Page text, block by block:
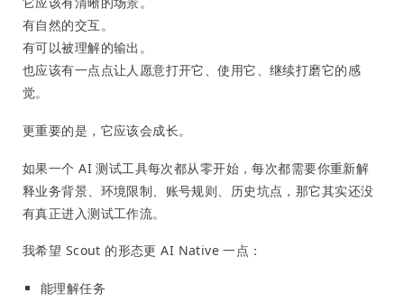
有自然的交互。
有可以被理解的输出。
也应该有一点点让人愿意打开它、使用它、继续打磨它的感
觉。
更重要的是，它应该会成长。
如果一个 AI 测试工具每次都从零开始，每次都需要你重新解
释业务背景、环境限制、账号规则、历史坑点，那它其实还没
有真正进入测试工作流。
我希望 Scout 的形态更 AI Native 一点：
能理解任务